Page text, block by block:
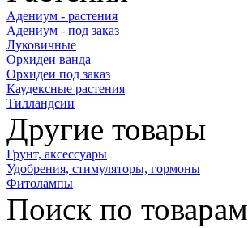
Адениум - растения
Адениум - под заказ
Луковичные
Орхидеи ванда
Орхидеи под заказ
Каудексные растения
Тилландсии
Другие товары
Грунт, аксессуары
Удобрения, стимуляторы, гормоны
Фитолампы
Поиск по товарам